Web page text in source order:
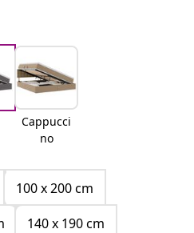
Cappucci
no
100 x 200 cm
140 x 190 cm